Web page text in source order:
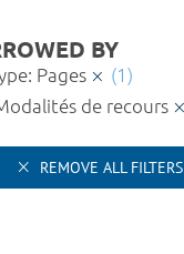
BY
Pages
(1)
de recours
REMOVE ALL FILTERS